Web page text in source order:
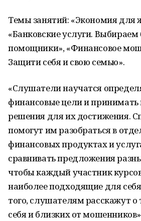
Темы занятий: «Экономия для
«Банковские услуги. Выбираем
помощники», «Финансовое
Защити себя и свою семью».
«Слушатели научатся
финансовые цели и
решения для их достижения.
помогут им разобраться в
финансовых продуктах и
сравнивать предложения
чтобы каждый участник
наиболее подходящие для
того, слушателям расскажут о
себя и близких от